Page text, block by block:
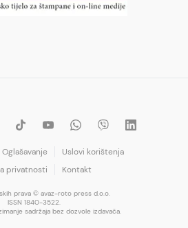
Oglašavanje
Uslovi korištenja
privatnosti
Kontakt
prava © avaz-roto press d.o.o.
ISSN 1840-3522.
sadržaja bez dozvole izdavača.